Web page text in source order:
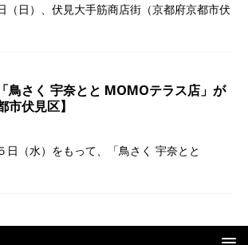
（日）、伏見大手筋商店街（京都府京都市伏
鳥さく 宇奈とと MOMOテラス店」が
伏見区】
日（水）をもって、「鳥さく 宇奈とと